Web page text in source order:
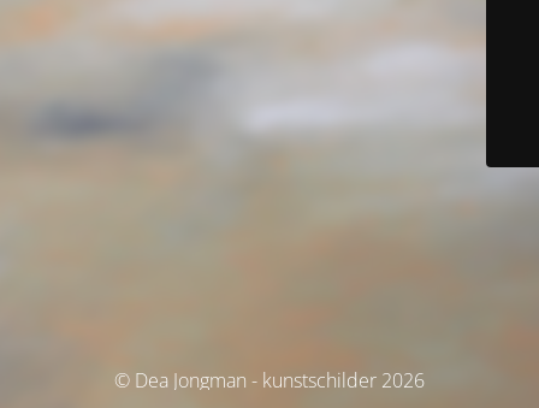
© Dea Jongman - kunstschilder 2026